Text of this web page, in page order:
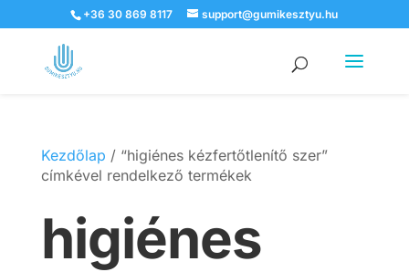
+36 30 869 8117 support@gumikesztyu.hu
Products
search
Kezdőlap / “higiénes kézfertőtlenítő szer”
címkével rendelkező termékek
higiénes